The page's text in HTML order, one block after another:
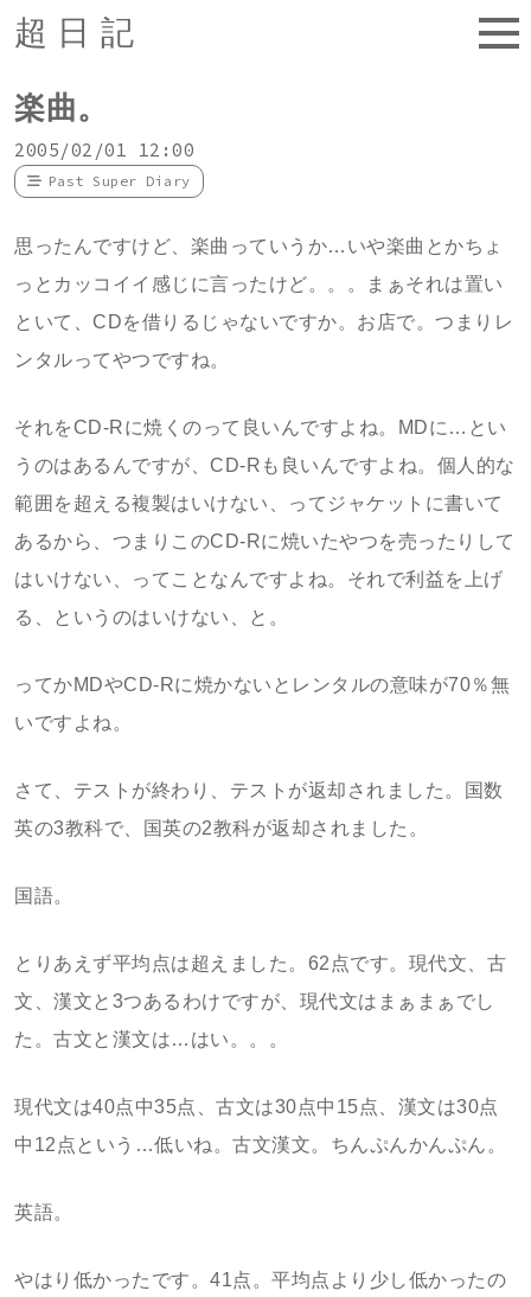
超日記
楽曲。
2005/02/01 12:00
Past Super Diary
思ったんですけど、楽曲っていうか…いや楽曲とかちょ
っとカッコイイ感じに言ったけど。。。まぁそれは置い
といて、CDを借りるじゃないですか。お店で。つまりレ
ンタルってやつですね。
それをCD-Rに焼くのって良いんですよね。MDに…とい
うのはあるんですが、CD-Rも良いんですよね。個人的な
範囲を超える複製はいけない、ってジャケットに書いて
あるから、つまりこのCD-Rに焼いたやつを売ったりして
はいけない、ってことなんですよね。それで利益を上げ
る、というのはいけない、と。
ってかMDやCD-Rに焼かないとレンタルの意味が70％無
いですよね。
さて、テストが終わり、テストが返却されました。国数
英の3教科で、国英の2教科が返却されました。
国語。
とりあえず平均点は超えました。62点です。現代文、古
文、漢文と3つあるわけですが、現代文はまぁまぁでし
た。古文と漢文は…はい。。。
現代文は40点中35点、古文は30点中15点、漢文は30点
中12点という…低いね。古文漢文。ちんぷんかんぷん。
英語。
やはり低かったです。41点。平均点より少し低かったの